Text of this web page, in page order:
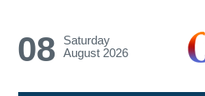
08
Saturday
August 2026